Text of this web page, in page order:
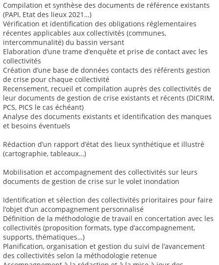
Compilation et synthèse des documents de référence existants
(PAPI, Etat des lieux 2021…)
Vérification et identification des obligations réglementaires
récentes applicables aux collectivités (communes,
intercommunalité) du bassin versant
Elaboration d’une trame d’enquête et prise de contact avec les
collectivités
Création d’une base de données contacts des référents gestion
de crise pour chaque collectivité
Recensement, recueil et compilation auprès des collectivités de
leur documents de gestion de crise existants et récents (DICRIM,
PCS, PICS le cas échéant)
Analyse des documents existants et identification des manques
et besoins éventuels
Rédaction d’un rapport d’état des lieux synthétique et illustré
(cartographie, tableaux…)
Mobilisation et accompagnement des collectivités sur leurs
documents de gestion de crise sur le volet inondation
Identification et sélection des collectivités prioritaires pour faire
l’objet d’un accompagnement personnalisé
Définition de la méthodologie de travail en concertation avec les
collectivités (proposition formats, type d’accompagnement,
supports, thématiques…)
Planification, organisation et gestion du suivi de l’avancement
des collectivités selon la méthodologie retenue